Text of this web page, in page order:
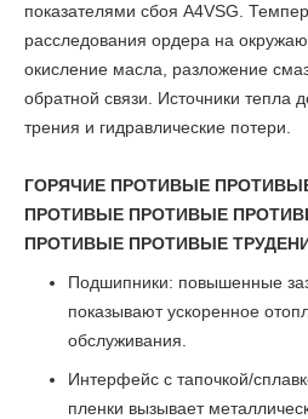
показателями сбоя A4VSG.
расследования ордера на
окисление масла, разложение
обратной связи. Источники тепла
трения и гидравлические потери.
ГОРЯЧИЕ ПРОТИВЫЕ
ПРОТИВЫЕ ПРОТИВЫЕ
ПРОТИВЫЕ ПРОТИВЫЕ
Подшипники: повышенные
показывают ускоренное
обслуживания.
Интерфейс с тапочкой/
пленки вызывает